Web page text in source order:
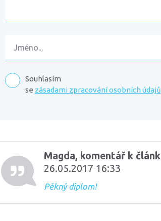
Souhlasím
se zásadami zpracování osobních údajů
KomentářeMagda, komentář k
26.05.2017 16:33
Pěkný diplom!